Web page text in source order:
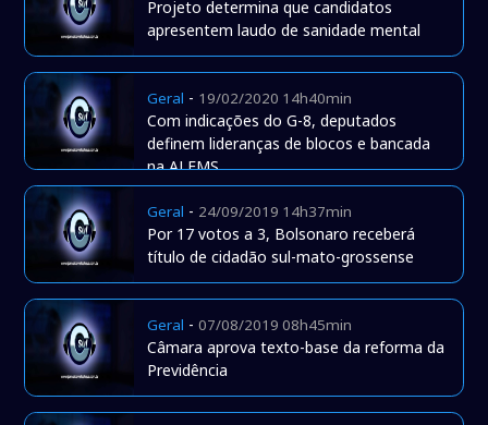
Projeto determina que candidatos
apresentem laudo de sanidade mental
Geral - 19/02/2020 14h40min
Com indicações do G-8, deputados
definem lideranças de blocos e bancada
na ALEMS
Geral - 24/09/2019 14h37min
Por 17 votos a 3, Bolsonaro receberá
título de cidadão sul-mato-grossense
Geral -07/08/2019 08h45min
Câmara aprova texto-base da reforma da
Previdência